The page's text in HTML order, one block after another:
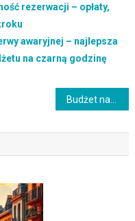
rezerwacji – opłaty,
awaryjnej – najlepsza
na czarną godzinę